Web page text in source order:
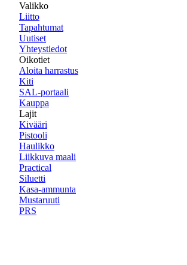
Valikko
Liitto
Tapahtumat
Uutiset
Yhteystiedot
Oikotiet
Aloita harrastus
Kiti
SAL-portaali
Kauppa
Lajit
Kivääri
Pistooli
Haulikko
Liikkuva maali
Practical
Siluetti
Kasa-ammunta
Mustaruuti
PRS